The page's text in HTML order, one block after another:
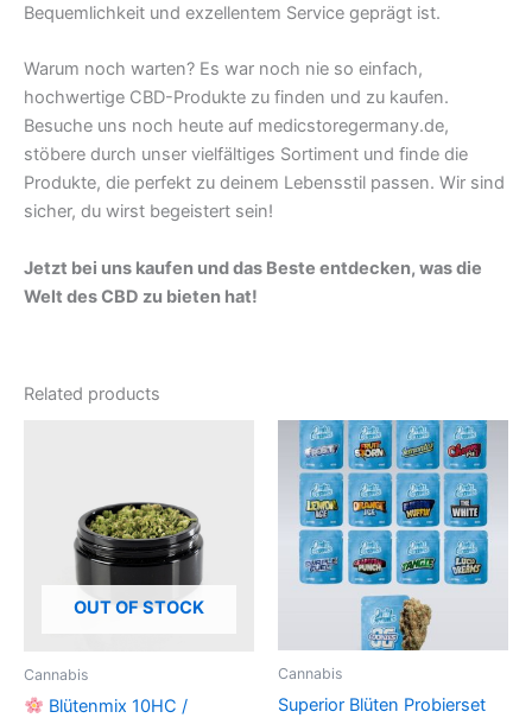
Bequemlichkeit und exzellentem Service geprägt ist.
Warum noch warten? Es war noch nie so einfach,
hochwertige CBD-Produkte zu finden und zu kaufen.
Besuche uns noch heute auf medicstoregermany.de,
stöbere durch unser vielfältiges Sortiment und finde die
Produkte, die perfekt zu deinem Lebensstil passen. Wir sind
sicher, du wirst begeistert sein!
Jetzt bei uns kaufen und das Beste entdecken, was die
Welt des CBD zu bieten hat!
Related products
OUT OF STOCK
Cannabis
Blütenmix 10HC /
Cannabis
Superior Blüten Probierset